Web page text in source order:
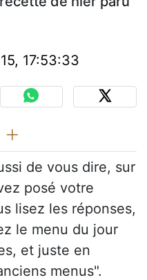
17:53:33
de vous dire, sur
posé votre
lisez les réponses,
le menu du jour
et juste en
menus".